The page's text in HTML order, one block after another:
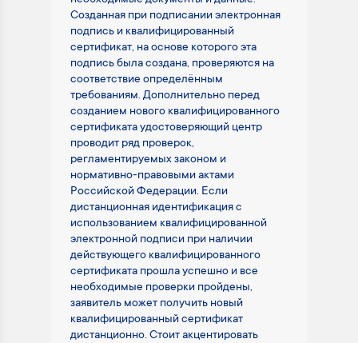
Созданная при подписании электронная
подпись и квалифицированный
сертификат, на основе которого эта
подпись была создана, проверяются на
соответствие определённым
требованиям. Дополнительно перед
созданием нового квалифицированного
сертификата удостоверяющий центр
проводит ряд проверок,
регламентируемых законом и
нормативно-правовыми актами
Российской Федерации. Если
дистанционная идентификация с
использованием квалифицированной
электронной подписи при наличии
действующего квалифицированного
сертификата прошла успешно и все
необходимые проверки пройдены,
заявитель может получить новый
квалифицированный сертификат
дистанционно. Стоит акцентировать